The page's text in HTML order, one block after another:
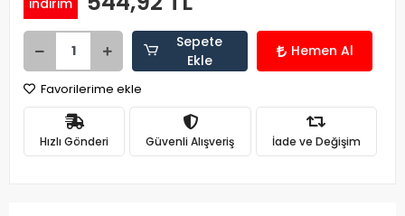
Sepete
Ekle
Hemen Al
Favorilerime ekle
Hızlı Gönderi Güvenli Alışveriş İade ve Değişim